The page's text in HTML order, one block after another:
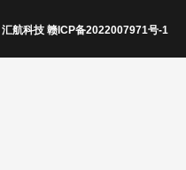
航科技 赣ICP备2022007971号-1